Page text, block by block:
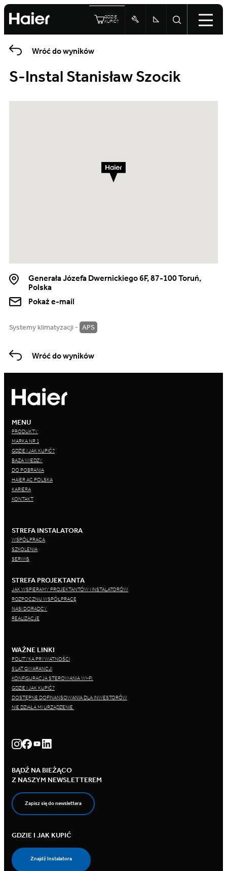
GDZIE
KUPIĆ?
Wróć do wyników
S-Instal Stanisław Szocik
Generała Józefa Dwernickiego 6F, 87-100 Toruń,
Polska
Pokaż e-mail
Systemy klimatyzacji - APS
Wróć do wyników
MENU
PRODUKTY
MARKA NR 1
GDZIE I JAK KUPIĆ?
BAZA WIEDZY
DO POBRANIA
HAIER AC POLSKA
KARIERA
KONTAKT
STREFA INSTALATORA
WSPÓŁPRACA
SZKOLENIA
SERWIS
STREFA PROJEKTANTA
JAK WSPIERAMY PROJEKTANTÓW I INSTALATORÓW
ROZPOCZNIJ WSPÓŁPRACĘ
NASI DORADCY
REALIZACJE
WAŻNE LINKI
POLITYKA PRYWATNOŚCI
5 LAT GWARANCJI
KONFIGURACJA STEROWANIA WI-FI
GDZIE I JAK KUPIĆ?
DOSTĘPNE DOFINANSOWANIA DLA INWESTORÓW
NIE DZIAŁA MI URZĄDZENIE
BĄDŹ NA BIEŻĄCO
Z NASZYM NEWSLETTEREM
Zapisz się do newslettera
GDZIE I JAK KUPIĆ
Znajdź Instalatora